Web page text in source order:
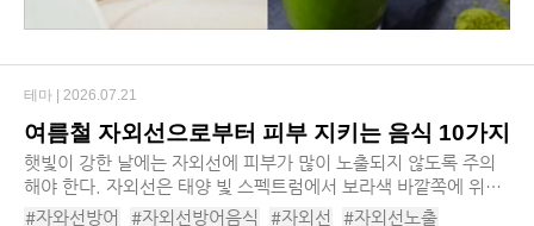
여름철 자외선으로부터 피부 지키는 음식 10가지
햇빛이 강한 날에는 자외선에 피부가 많이 노출되지 않도록 주의
해야 한다. 자외선은 태양 빛 스펙트럼에서 보라색 바깥쪽에 위치
한, 눈에 보이지 않는 광선이다. 체내 비타민D 합성을 도울 수 있
#자와선방어 #자외선방어음식 #자외선
#자외선노출
테마 | 2026.07.21